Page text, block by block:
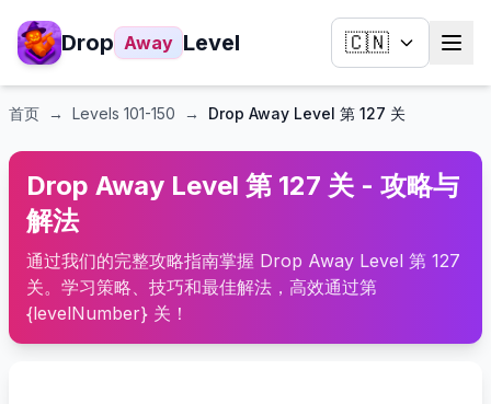
Drop Away Level 🇨🇳
首页 → Levels 101-150 → Drop Away Level 第 127 关
Drop Away Level 第 127 关 - 攻略与
解法
通过我们的完整攻略指南掌握 Drop Away Level 第 127
关。学习策略、技巧和最佳解法，高效通过第
{levelNumber} 关！